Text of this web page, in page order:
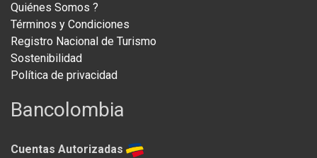
Quiénes Somos ?
Términos y Condiciones
Registro Nacional de Turismo
Sostenibilidad
Política de privacidad
Bancolombia
Cuentas Autorizadas